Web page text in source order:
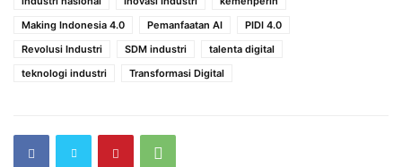
Making Indonesia 4.0
Pemanfaatan AI
PIDI 4.0
Revolusi Industri
SDM industri
talenta digital
teknologi industri
Transformasi Digital